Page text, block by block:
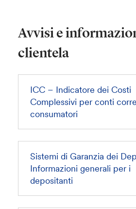
Avvisi e
clientela
ICC – Indicatore dei Costi
Complessivi per conti
consumatori
Sistemi di Garanzia dei
Informazioni generali per i
depositanti